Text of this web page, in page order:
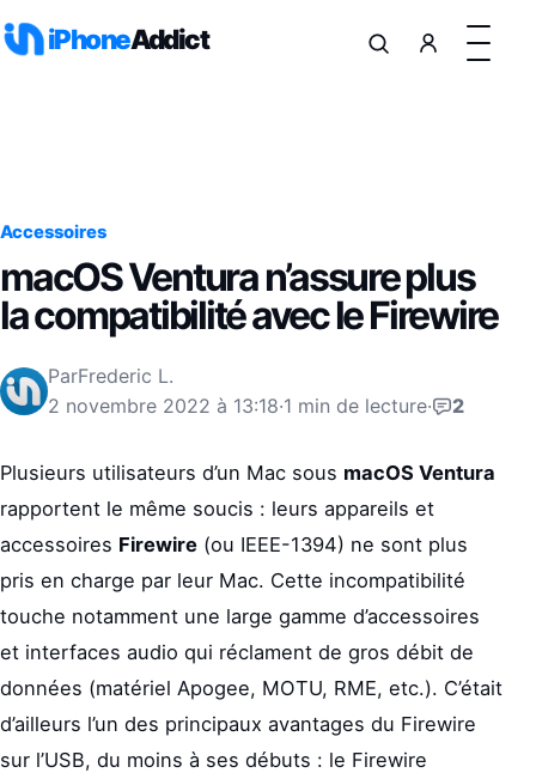
iPhoneAddict
Accessoires
macOS Ventura n’assure plus
la compatibilité avec le Firewire
ParFrederic L.
2 novembre 2022 à 13:18·1 min de lecture· 2
Plusieurs utilisateurs d’un Mac sous macOS Ventura
rapportent le même soucis : leurs appareils et
accessoires Firewire (ou IEEE-1394) ne sont plus
pris en charge par leur Mac. Cette incompatibilité
touche notamment une large gamme d’accessoires
et interfaces audio qui réclament de gros débit de
données (matériel Apogee, MOTU, RME, etc.). C’était
d’ailleurs l’un des principaux avantages du Firewire
sur l’USB, du moins à ses débuts : le Firewire